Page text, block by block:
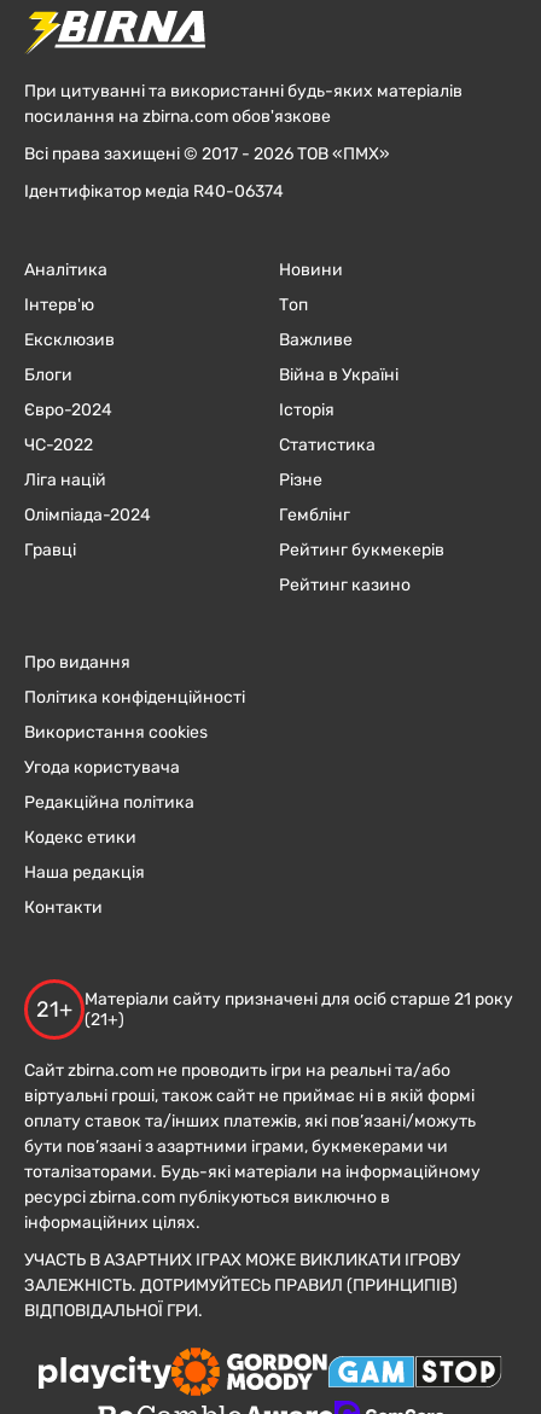
При цитуванні та використанні будь-яких матеріалів
посилання на zbirna.com обов'язкове
Всі права захищені © 2017 - 2026 ТОВ «ПМХ»
Ідентифікатор медіа R40-06374
Аналітика
Інтерв'ю
Ексклюзив
Блоги
Євро-2024
ЧC-2022
Ліга націй
Олімпіада-2024
Гравці
Новини
Топ
Важливе
Війна в Україні
Історія
Статистика
Різне
Гемблінг
Рейтинг букмекерів
Рейтинг казино
Про видання
Політика конфіденційності
Використання cookies
Угода користувача
Редакційна політика
Кодекс етики
Наша редакція
Контакти
21+
Матеріали сайту призначені для осіб старше 21 року
(21+)
Сайт zbirna.com не проводить ігри на реальні та/або
віртуальні гроші, також сайт не приймає ні в якій формі
оплату ставок та/інших платежів, які пов’язані/можуть
бути пов’язані з азартними іграми, букмекерами чи
тоталізаторами. Будь-які матеріали на інформаційному
ресурсі zbirna.com публікуються виключно в
інформаційних цілях.
УЧАСТЬ В АЗАРТНИХ ІГРАХ МОЖЕ ВИКЛИКАТИ ІГРОВУ
ЗАЛЕЖНІСТЬ. ДОТРИМУЙТЕСЬ ПРАВИЛ (ПРИНЦИПІВ)
ВІДПОВІДАЛЬНОЇ ГРИ.